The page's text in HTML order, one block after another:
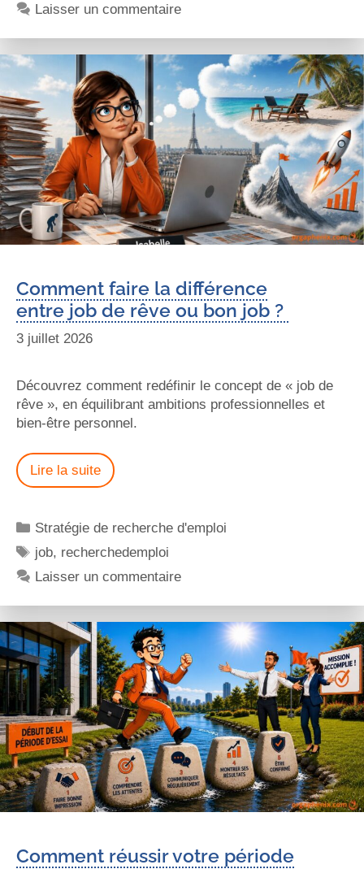
Laisser un commentaire
Comment faire la différence
entre job de rêve ou bon job ?
3 juillet 2026
Découvrez comment redéfinir le concept de « job de
rêve », en équilibrant ambitions professionnelles et
bien-être personnel.
Lire la suite
Stratégie de recherche d'emploi
job, recherchedemploi
Laisser un commentaire
Comment réussir votre période